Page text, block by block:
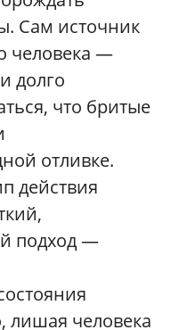
Сам источник
человека —
долго
что бритые
отливке.
действия
подход —
лишая человека